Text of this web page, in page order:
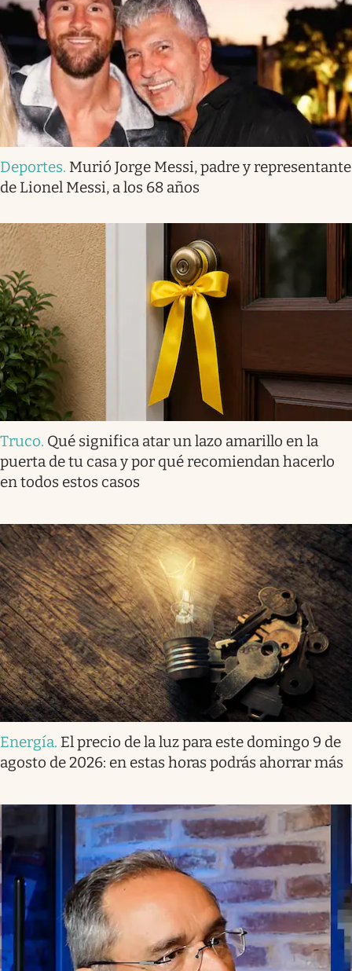
Deportes. Murió Jorge Messi, padre y representante
de Lionel Messi, a los 68 años
Truco. Qué significa atar un lazo amarillo en la
puerta de tu casa y por qué recomiendan hacerlo
en todos estos casos
Energía. El precio de la luz para este domingo 9 de
agosto de 2026: en estas horas podrás ahorrar más